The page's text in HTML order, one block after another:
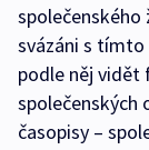
svázáni s tímto
podle něj
společenských
časopisy –